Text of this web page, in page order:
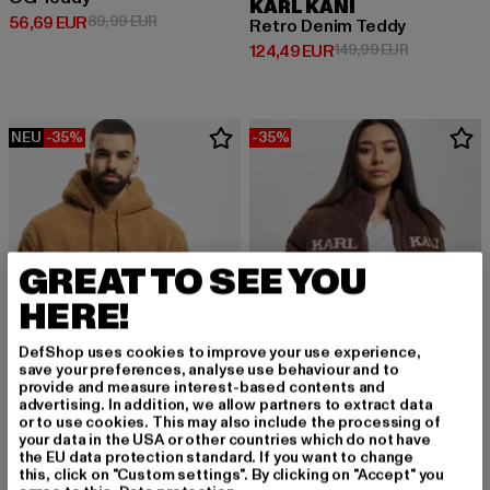
56,69 EUR
Derzeitiger Preis: 56,69 EUR
89,99 EURAktionspreis: 89,99 EUR
KARL KANI
Retro Denim Teddy
124,49 EUR
Derzeitiger Preis: 124,49 EUR
149,99 EUR
NEU -35%
KARL KANI
Small Signature Teddy
Derzeitiger Preis: 51,99 EUR
79,99 EURAktionspreis: 79,99 EUR
-35%
KARL KANI
Retro Teddy
Derzeitiger Preis: 90,99 EUR
139,99 EURAktionspreis:
GREAT TO SEE YOU
HERE!
DefShop uses cookies to improve your use experience,
save your preferences, analyse use behaviour and to
provide and measure interest-based contents and
advertising. In addition, we allow partners to extract data
or to use cookies. This may also include the processing of
your data in the USA or other countries which do not have
the EU data protection standard. If you want to change
this, click on "Custom settings". By clicking on "Accept" you